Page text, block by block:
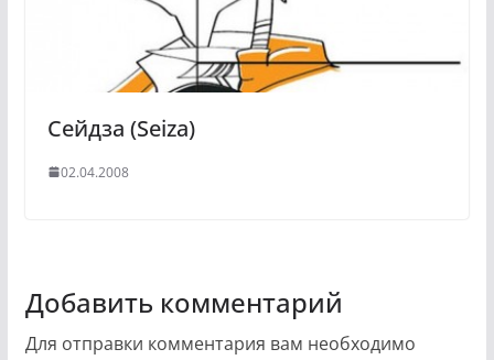
Сейдза (Seiza)
02.04.2008
Добавить комментарий
Для отправки комментария вам необходимо